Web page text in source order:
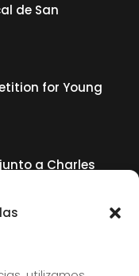
de San
for Young
a Charles